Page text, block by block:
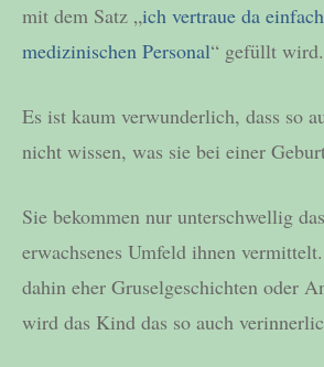
mit dem Satz „ich vertraue da
medizinischen Personal“ gefüllt wird.
Es ist kaum verwunderlich, dass so
nicht wissen, was sie bei einer
Sie bekommen nur unterschwellig
erwachsenes Umfeld ihnen
dahin eher Gruselgeschichten oder
wird das Kind das so auch